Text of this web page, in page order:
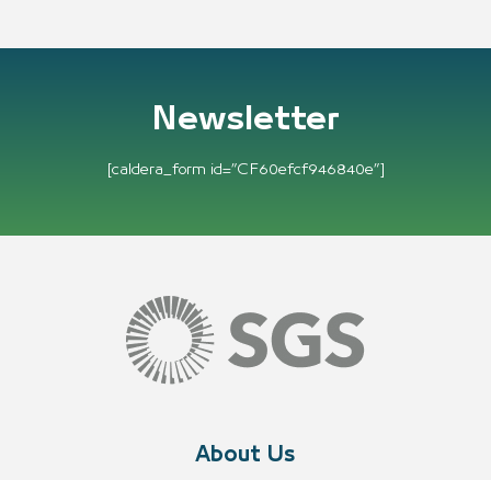
Newsletter
[caldera_form id=”CF60efcf946840e”]
About Us